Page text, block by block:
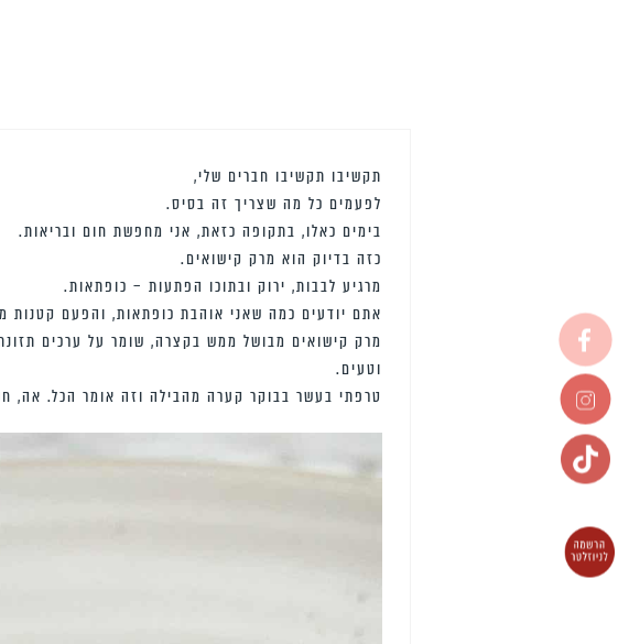
תקשיבו תקשיבו חברים שלי,
לפעמים כל מה שצריך זה בסיס.
בימים כאלו, בתקופה כזאת, אני מחפשת חום ובריאות.
כזה בדיוק הוא מרק קישואים.
מרגיע לבבות, ירוק ובתוכו הפתעות – כופתאות.
אתם יודעים כמה שאני אוהבת כופתאות, והפעם קטנות
מרק קישואים מבושל ממש בקצרה, שומר על ערכים
וטעים.
טרפתי בעשר בבוקר קערה מהבילה וזה אומר הכל. אה,